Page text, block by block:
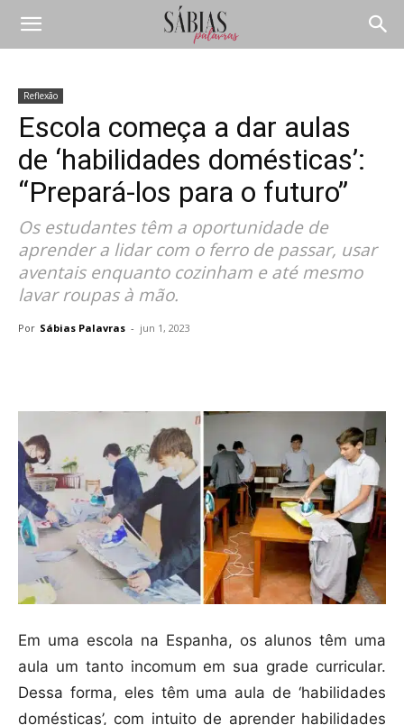
Reflexão
Escola começa a dar aulas
de ‘habilidades domésticas’:
“Prepará-los para o futuro”
Os estudantes têm a oportunidade de
aprender a lidar com o ferro de passar, usar
aventais enquanto cozinham e até mesmo
lavar roupas à mão.
Por Sábias Palavras - jun 1, 2023
Em uma escola na Espanha, os alunos têm uma
aula um tanto incomum em sua grade curricular.
Dessa forma, eles têm uma aula de ‘habilidades
domésticas’, com intuito de aprender habilidades